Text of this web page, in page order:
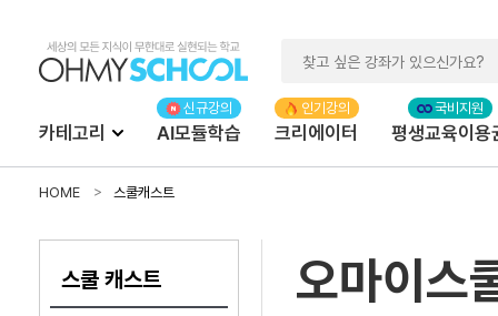
카테고리 AI모듈학습 크리에이터 평생교육이용
HOME 스쿨캐스트
스쿨 캐스트 오마이스